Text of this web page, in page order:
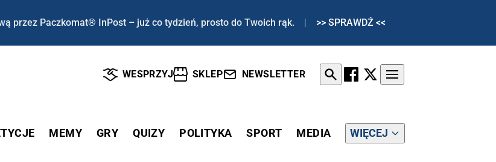
przez Paczkomat® InPost – już co tydzień, prosto do Twoich rąk. | >> SPRAWDŹ <<
WESPRZYJ SKLEP NEWSLETTER
MEMY GRY QUIZY POLITYKA SPORT MEDIA WIĘCEJ